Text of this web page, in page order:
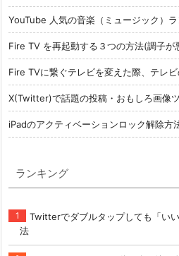
YouTube 人気の音楽（ミュージック）ラ
Fire TV を再起動する３つの方法(調子が
Fire TVに繋ぐテレビを変えた際、テレ
X(Twitter)で話題の投稿・おもしろ画像
iPadのアクティベーションロック解除方
ランキング
Twitterでダブルタップしても「い
法